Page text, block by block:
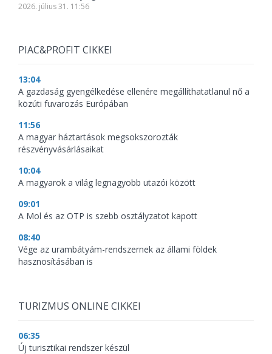
2026. július 31. 11:56
PIAC&PROFIT CIKKEI
13:04
A gazdaság gyengélkedése ellenére megállíthatatlanul nő a
közúti fuvarozás Európában
11:56
A magyar háztartások megsokszorozták
részvényvásárlásaikat
10:04
A magyarok a világ legnagyobb utazói között
09:01
A Mol és az OTP is szebb osztályzatot kapott
08:40
Vége az urambátyám-rendszernek az állami földek
hasznosításában is
TURIZMUS ONLINE CIKKEI
06:35
Új turisztikai rendszer készül